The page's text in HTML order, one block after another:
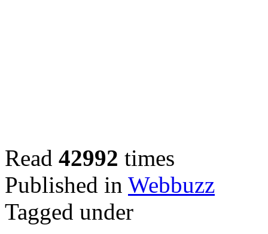
Read 42992 times
Published in Webbuzz
Tagged under